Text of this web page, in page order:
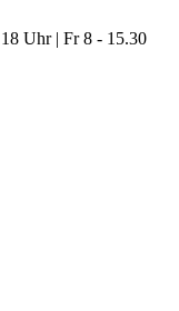
Uhr | Fr 8 - 15.30